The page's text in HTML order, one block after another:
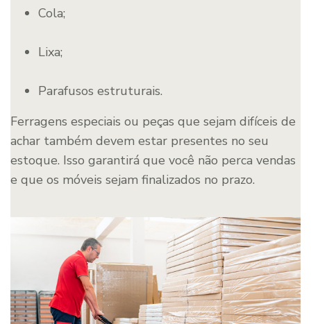
Cola;
Lixa;
Parafusos estruturais.
Ferragens especiais ou peças que sejam difíceis de
achar também devem estar presentes no seu
estoque. Isso garantirá que você não perca vendas
e que os móveis sejam finalizados no prazo.